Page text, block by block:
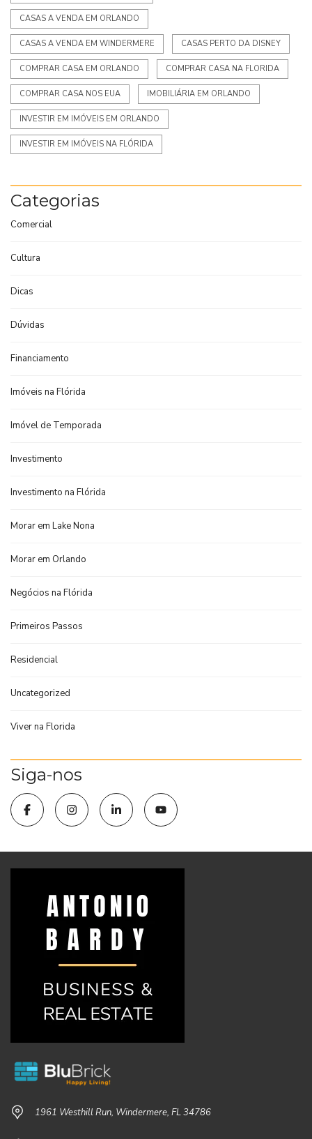
CASAS A VENDA EM ORLANDO
CASAS A VENDA EM WINDERMERE CASAS PERTO DA DISNEY
COMPRAR CASA EM ORLANDO COMPRAR CASA NA FLORIDA
COMPRAR CASA NOS EUA IMOBILIÁRIA EM ORLANDO
INVESTIR EM IMÓVEIS EM ORLANDO
INVESTIR EM IMÓVEIS NA FLÓRIDA
Categorias
Comercial
Cultura
Dicas
Dúvidas
Financiamento
Imóveis na Flórida
Imóvel de Temporada
Investimento
Investimento na Flórida
Morar em Lake Nona
Morar em Orlando
Negócios na Flórida
Primeiros Passos
Residencial
Uncategorized
Viver na Florida
Siga-nos
1961 Westhill Run, Windermere, FL 34786